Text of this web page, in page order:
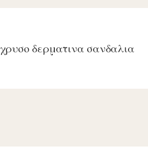
δερματινα σανδαλια